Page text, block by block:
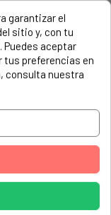
PARA
garantizar el
sitio y, con tu
aceptar
tus preferencias en
consulta nuestra